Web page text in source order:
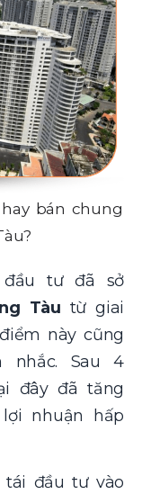
bán chung
đầu tư đã sở
Tàu từ giai
này cũng
nhắc. Sau 4
đây đã tăng
nhuận hấp
tái đầu tư vào